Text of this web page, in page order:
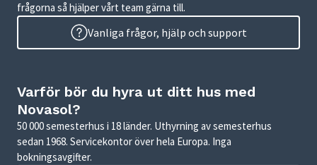
frågorna så hjälper vårt team gärna till.
Vanliga frågor, hjälp och support
Varför bör du hyra ut ditt hus med
Novasol?
50 000 semesterhus i 18 länder. Uthyrning av semesterhus
sedan 1968. Servicekontor över hela Europa. Inga
bokningsavgifter.